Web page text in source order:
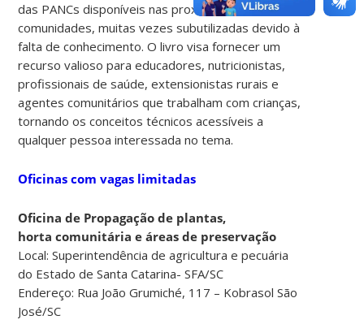
das PANCs disponíveis nas proximidades das
comunidades, muitas vezes subutilizadas devido à
falta de conhecimento. O livro visa fornecer um
recurso valioso para educadores, nutricionistas,
profissionais de saúde, extensionistas rurais e
agentes comunitários que trabalham com crianças,
tornando os conceitos técnicos acessíveis a
qualquer pessoa interessada no tema.
Oficinas com vagas limitadas
Oficina de Propagação de plantas,
horta comunitária e áreas de preservação
Local: Superintendência de agricultura e pecuária
do Estado de Santa Catarina- SFA/SC
Endereço: Rua João Grumiché, 117 – Kobrasol São
José/SC